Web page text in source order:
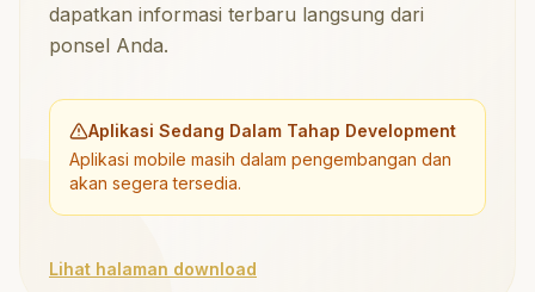
dapatkan informasi terbaru langsung dari
ponsel Anda.
Aplikasi Sedang Dalam Tahap Development
Aplikasi mobile masih dalam pengembangan dan
akan segera tersedia.
Lihat halaman download